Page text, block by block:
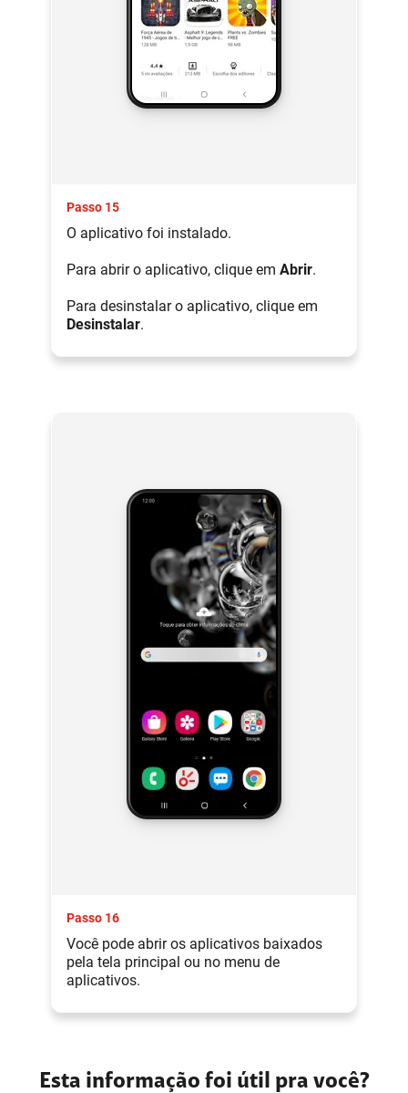
Passo 15
O aplicativo foi instalado.
Para abrir o aplicativo, clique em Abrir.
Para desinstalar o aplicativo, clique em
Desinstalar.
Passo 16
Você pode abrir os aplicativos baixados
pela tela principal ou no menu de
aplicativos.
Esta informação foi útil pra você?